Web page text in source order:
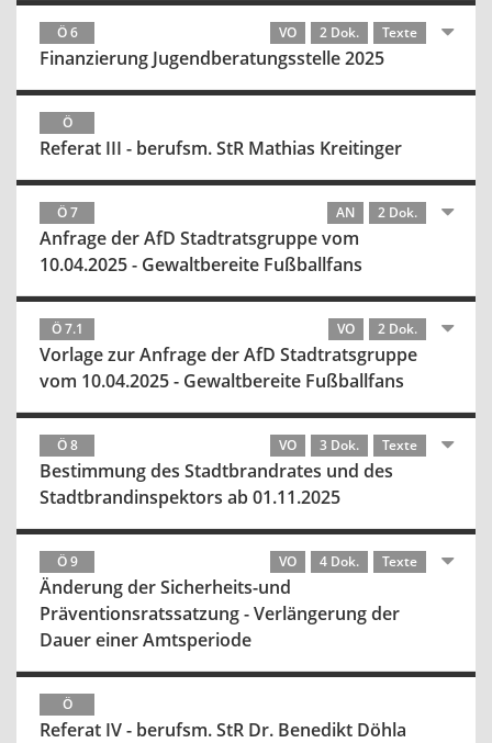
Ö 6 VO 2 Dok. Texte
Finanzierung Jugendberatungsstelle 2025
Ö
Referat III - berufsm. StR Mathias Kreitinger
Ö 7 AN 2 Dok.
Anfrage der AfD Stadtratsgruppe vom
10.04.2025 - Gewaltbereite Fußballfans
Ö 7.1 VO 2 Dok.
Vorlage zur Anfrage der AfD Stadtratsgruppe
vom 10.04.2025 - Gewaltbereite Fußballfans
Ö 8 VO 3 Dok. Texte
Bestimmung des Stadtbrandrates und des
Stadtbrandinspektors ab 01.11.2025
Ö 9 VO 4 Dok. Texte
Änderung der Sicherheits-und
Präventionsratssatzung - Verlängerung der
Dauer einer Amtsperiode
Ö
Referat IV - berufsm. StR Dr. Benedikt Döhla